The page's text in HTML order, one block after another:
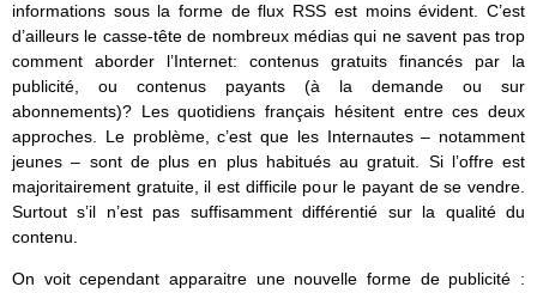
informations sous la forme de flux RSS est moins évident. C’est
d’ailleurs le casse-tête de nombreux médias qui ne savent pas trop
comment aborder l’Internet: contenus gratuits financés par la
publicité, ou contenus payants (à la demande ou sur
abonnements)? Les quotidiens français hésitent entre ces deux
approches. Le problème, c’est que les Internautes – notamment
jeunes – sont de plus en plus habitués au gratuit. Si l’offre est
majoritairement gratuite, il est difficile pour le payant de se vendre.
Surtout s’il n’est pas suffisamment différentié sur la qualité du
contenu.
On voit cependant apparaitre une nouvelle forme de publicité :